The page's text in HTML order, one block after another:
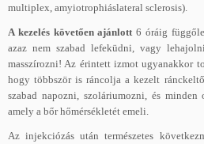
multiplex, amyiotrophiáslateral sclerosis).
A kezelés követően ajánlott 6 óráig
azaz nem szabad lefeküdni, vagy
masszírozni! Az érintett izmot ugyanakkor
hogy többször is ráncolja a kezelt
szabad napozni, szoláriumozni, és
amely a bőr hőmérsékletét emeli.
Az injekciózás után természetes